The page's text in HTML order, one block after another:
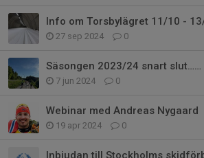
Info om Torsbylägret 11/10 -
27 sep 2024 0
Säsongen 2023/24 snart slut……
7 jun 2024 0
Webinar med Andreas Nygaard
19 apr 2024 0